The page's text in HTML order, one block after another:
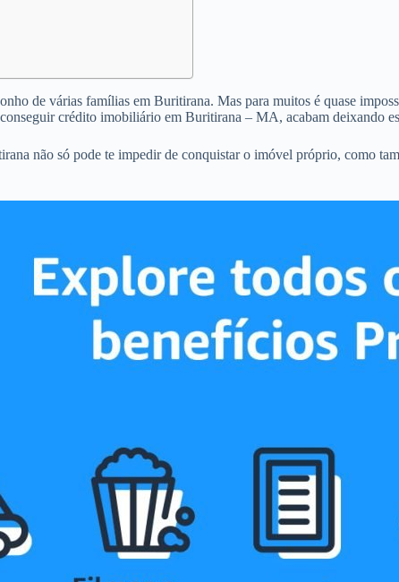
de várias famílias em Buritirana. Mas para muitos é quase
crédito imobiliário em Buritirana – MA, acabam deixando
não só pode te impedir de conquistar o imóvel próprio, como